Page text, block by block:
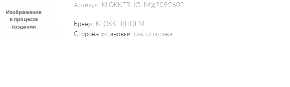
Артикул: KLOKKERHOLM@2092602
Бренд: KLOKKERHOLM
Сторона установки: сзади справа